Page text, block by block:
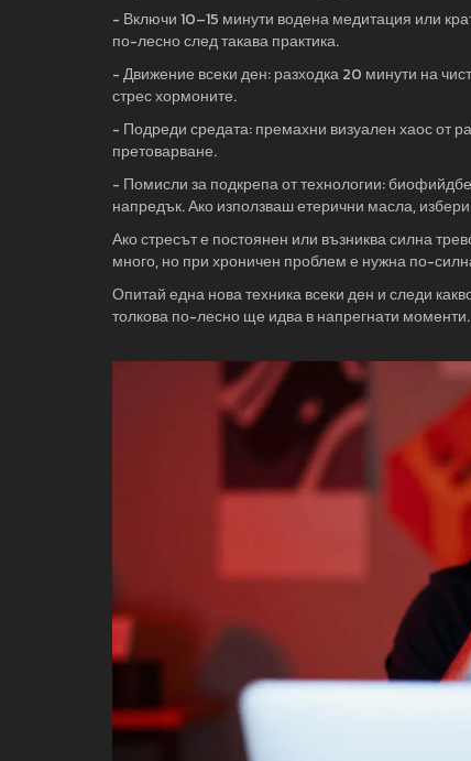
- Включи 10–15 минути водена медитация или
по-лесно след такава практика.
- Движение всеки ден: разходка 20 минути на
стрес хормоните.
- Подреди средата: премахни визуален хаос от
претоварване.
- Помисли за подкрепа от технологии:
напредък. Ако използваш етерични масла,
Ако стресът е постоянен или възниква силна
много, но при хроничен проблем е нужна по-
Опитай една нова техника всеки ден и следи
толкова по-лесно ще идва в напрегнати моменти.